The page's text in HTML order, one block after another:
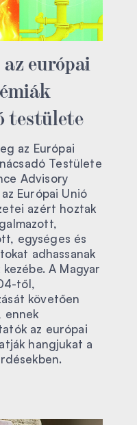
az európai
testülete
az Európai
Testülete
Advisory
Európai Unió
azért hoztak
egységes és
adhassanak
A Magyar
től,
követően
ennek
az európai
hangjukat a